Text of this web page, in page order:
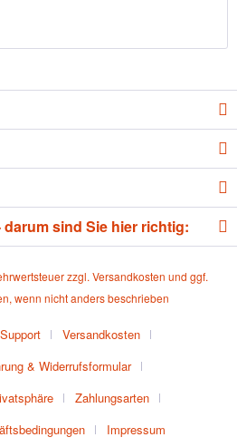
sind Sie hier richtig:
zzgl. Versandkosten und ggf.
wenn nicht anders beschrieben
Versandkosten
& Widerrufsformular
Zahlungsarten
Impressum